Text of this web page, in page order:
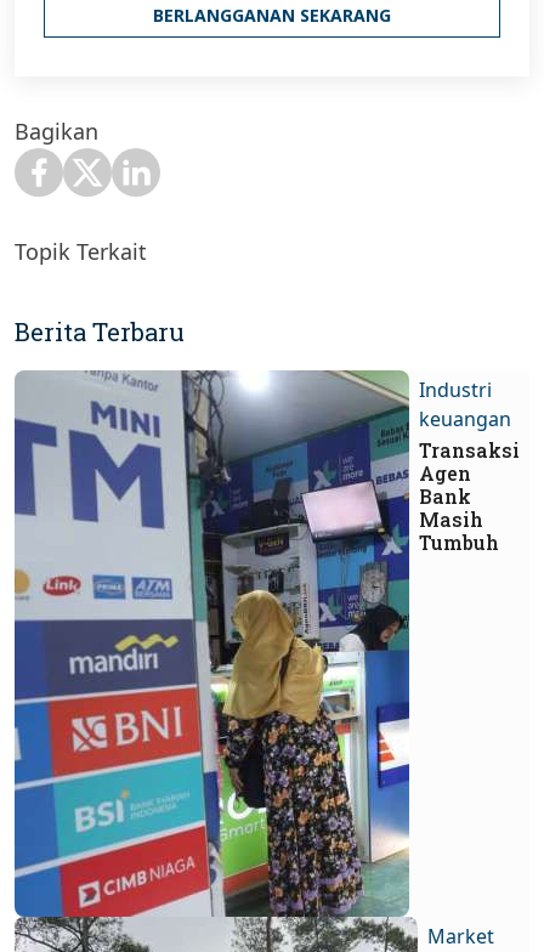
BERLANGGANAN SEKARANG
Bagikan
Topik Terkait
Berita Terbaru
Industri
keuangan
Transaksi
Agen
Bank
Masih
Tumbuh
Market